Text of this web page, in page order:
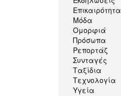
Επικαιρότητα
Μόδα
Ομορφιά
Πρόσωπα
Ρεπορτάζ
Συνταγές
Ταξίδια
Τεχνολογία
Υγεία